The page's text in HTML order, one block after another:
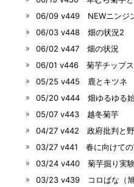
06/09 v449 NEWニンジ
06/03 v448 畑の状況2
06/02 v447 畑の状況
06/01 v446 菊芋チップス
05/25 v445 鹿とキツネ
05/20 v444 畑ゆるゆる
05/07 v443 越冬菊芋
04/27 v442 政府批判と
03/27 v441 春に向けての
03/24 v440 菊芋掘り実
03/23 v439 コロばな（旭